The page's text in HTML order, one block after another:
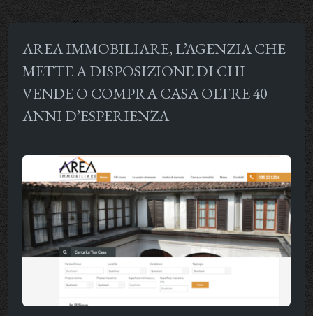
AREA IMMOBILIARE, L’AGENZIA CHE
METTE A DISPOSIZIONE DI CHI
VENDE O COMPRA CASA OLTRE 40
ANNI D’ESPERIENZA